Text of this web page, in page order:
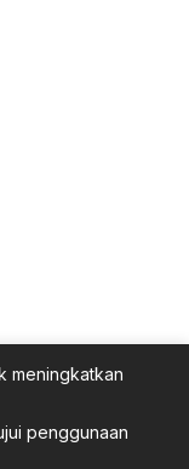
meningkatkan
penggunaan